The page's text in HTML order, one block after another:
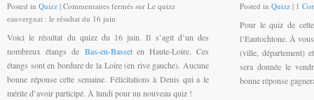
Posted in Quizz | Commentaires fermés sur Le quizz
eauvergnat : le résultat du 16 juin
Voici le résultat du quizz du 16 juin. Il s’agit d’un des
nombreux étangs de Bas-en-Basseten Haute-Loire. Ces
étangs sont en bordure de la Loire (en rive gauche). Aucune
bonne réponse cette semaine. Félicitations à Denis qui a le
mérite d’avoir participé. À lundi pour un nouveau quiz !
Posted in Quizz | 1
Pour le quiz de
l’Eautochtone. À
(ville, département)
sera donnée le
bonne réponse